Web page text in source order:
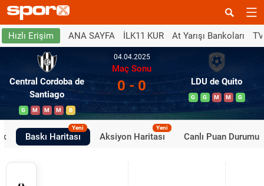
Hızlı Erişim ANA SAYFA İLK11 KUR At Yarışı Bankoları
Central Cordoba de
Santiago
G M M M B
04.04.2025
Maç Sonu
0 - 0 LDU de Quito
G G M M G
Baskı Haritası
Yeni
Aksiyon Haritası
Yeni
Canlı Puan Durumu